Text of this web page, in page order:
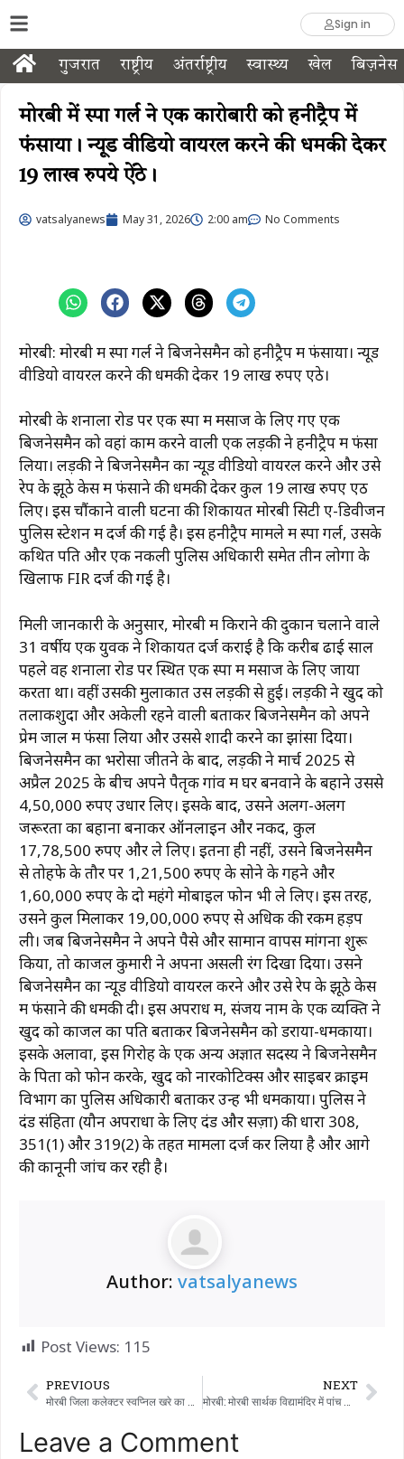
Sign in
गुजरात राष्ट्रीय अंतर्राष्ट्रीय स्वास्थ्य खेल बिज़नेस
मोरबी में स्पा गर्ल ने एक कारोबारी को हनीट्रैप में
फंसाया। न्यूड वीडियो वायरल करने की धमकी देकर
19 लाख रुपये ऐंठे।
vatsalyanews May 31, 2026 2:00 am No Comments
मोरबी: मोरबी में स्पा गर्ल ने बिजनेसमैन को हनीट्रैप में फंसाया। न्यूड
वीडियो वायरल करने की धमकी देकर 19 लाख रुपए ऐंठे।
मोरबी के शनाला रोड पर एक स्पा में मसाज के लिए गए एक
बिजनेसमैन को वहां काम करने वाली एक लड़की ने हनीट्रैप में फंसा
लिया। लड़की ने बिजनेसमैन का न्यूड वीडियो वायरल करने और उसे
रेप के झूठे केस में फंसाने की धमकी देकर कुल 19 लाख रुपए ऐंठ
लिए। इस चौंकाने वाली घटना की शिकायत मोरबी सिटी ए-डिवीजन
पुलिस स्टेशन में दर्ज की गई है। इस हनीट्रैप मामले में स्पा गर्ल, उसके
कथित पति और एक नकली पुलिस अधिकारी समेत तीन लोगों के
खिलाफ FIR दर्ज की गई है।
मिली जानकारी के अनुसार, मोरबी में किराने की दुकान चलाने वाले
31 वर्षीय एक युवक ने शिकायत दर्ज कराई है कि करीब ढाई साल
पहले वह शनाला रोड पर स्थित एक स्पा में मसाज के लिए जाया
करता था। वहीं उसकी मुलाकात उस लड़की से हुई। लड़की ने खुद को
तलाकशुदा और अकेली रहने वाली बताकर बिजनेसमैन को अपने
प्रेम जाल में फंसा लिया और उससे शादी करने का झांसा दिया।
बिजनेसमैन का भरोसा जीतने के बाद, लड़की ने मार्च 2025 से
अप्रैल 2025 के बीच अपने पैतृक गांव में घर बनवाने के बहाने उससे
4,50,000 रुपए उधार लिए। इसके बाद, उसने अलग-अलग
जरूरतों का बहाना बनाकर ऑनलाइन और नकद, कुल
17,78,500 रुपए और ले लिए। इतना ही नहीं, उसने बिजनेसमैन
से तोहफे के तौर पर 1,21,500 रुपए के सोने के गहने और
1,60,000 रुपए के दो महंगे मोबाइल फोन भी ले लिए। इस तरह,
उसने कुल मिलाकर 19,00,000 रुपए से अधिक की रकम हड़प
ली। जब बिजनेसमैन ने अपने पैसे और सामान वापस मांगना शुरू
किया, तो काजल कुमारी ने अपना असली रंग दिखा दिया। उसने
बिजनेसमैन का न्यूड वीडियो वायरल करने और उसे रेप के झूठे केस
में फंसाने की धमकी दी। इस अपराध में, संजय नाम के एक व्यक्ति ने
खुद को काजल का पति बताकर बिजनेसमैन को डराया-धमकाया।
इसके अलावा, इस गिरोह के एक अन्य अज्ञात सदस्य ने बिजनेसमैन
के पिता को फोन करके, खुद को नारकोटिक्स और साइबर क्राइम
विभाग का पुलिस अधिकारी बताकर उन्हें भी धमकाया। पुलिस ने
दंड संहिता (यौन अपराधों के लिए दंड और सज़ा) की धारा 308,
351(1) और 319(2) के तहत मामला दर्ज कर लिया है और आगे
की कानूनी जांच कर रही है।
Author: vatsalyanews
Post Views: 115
PREVIOUS NEXT
Leave a Comment